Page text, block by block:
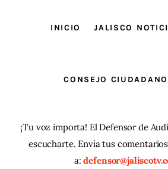
INICIO JALISCO
CONSEJO CIUDADANO
¡Tu voz importa! El Defensor de
escucharte. Envía tus
a: